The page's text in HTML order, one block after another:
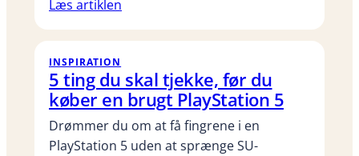
Læs artiklen
INSPIRATION
5 ting du skal tjekke, før du
køber en brugt PlayStation 5
Drømmer du om at få fingrene i en
PlayStation 5 uden at sprænge SU-